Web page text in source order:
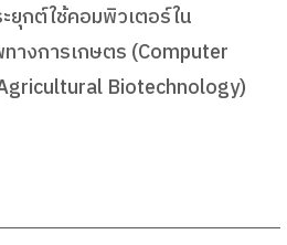
ยุกต์ใช้คอมพิวเตอร์ใน
ทางการเกษตร (Computer
Biotechnology)